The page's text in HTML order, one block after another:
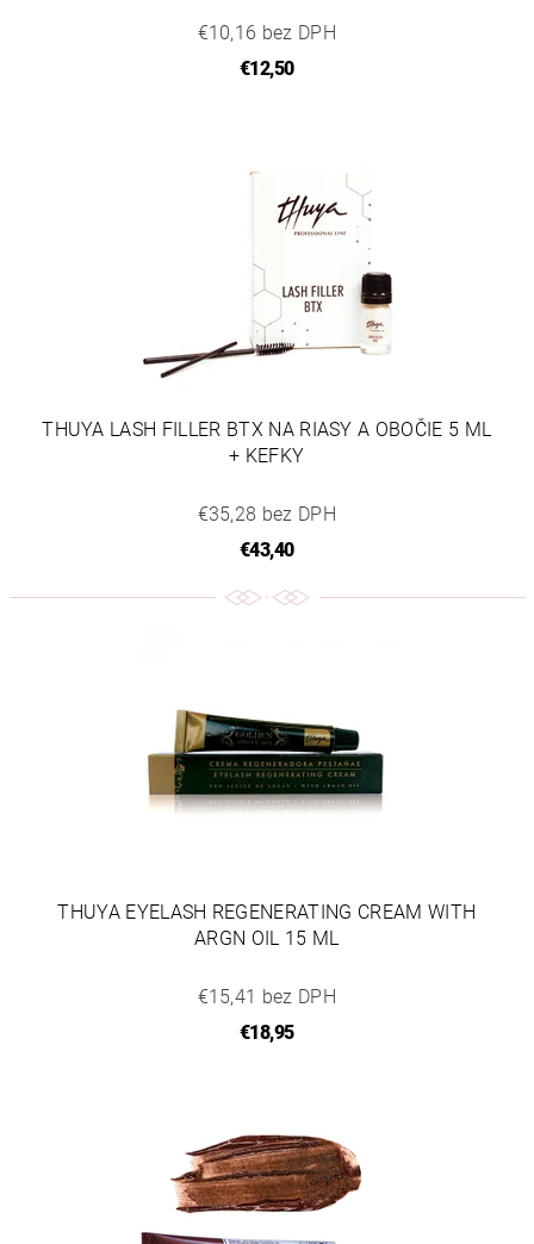
€10,16 bez DPH
€12,50
THUYA LASH FILLER BTX NA RIASY A OBOČIE 5 ML
+ KEFKY
€35,28 bez DPH
€43,40
THUYA EYELASH REGENERATING CREAM WITH
ARGN OIL 15 ML
€15,41 bez DPH
€18,95